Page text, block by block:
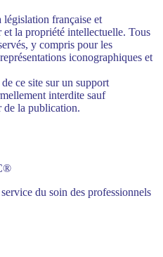
législation française et
la propriété intellectuelle. Tous
y compris pour les
iconographiques et
ce site sur un support
interdite sauf
de la publication.
du soin des professionnels